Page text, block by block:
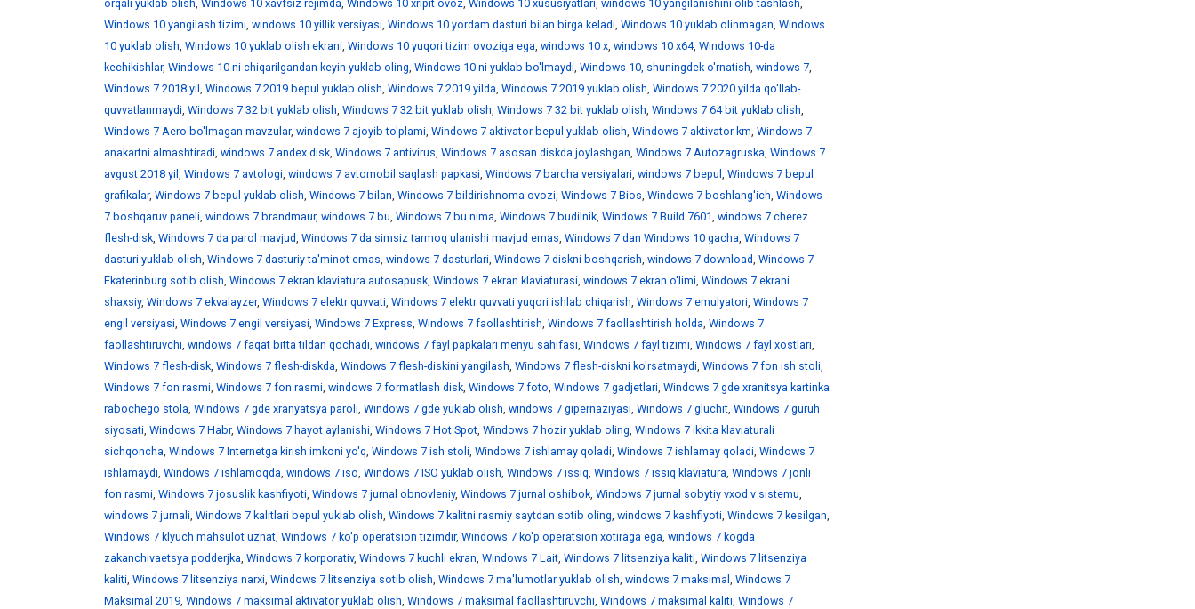
orqali yuklab olish, Windows 10 xavfsiz rejimda, Windows 10 xripit ovoz, Windows 10 xususiyatlari, windows 10 yangilanishini olib tashlash,
Windows 10 yangilash tizimi, windows 10 yillik versiyasi, Windows 10 yordam dasturi bilan birga keladi, Windows 10 yuklab olinmagan, Windows
10 yuklab olish, Windows 10 yuklab olish ekrani, Windows 10 yuqori tizim ovoziga ega, windows 10 х, windows 10 х64, Windows 10-da
kechikishlar, Windows 10-ni chiqarilgandan keyin yuklab oling, Windows 10-ni yuklab bo'lmaydi, Windows 10, shuningdek o'rnatish, windows 7,
Windows 7 2018 yil , Windows 7 2019 bepul yuklab olish, Windows 7 2019 yilda, Windows 7 2019 yuklab olish, Windows 7 2020 yilda qo'llab-
quvvatlanmaydi, Windows 7 32 bit yuklab olish, Windows 7 32 bit yuklab olish, Windows 7 32 bit yuklab olish, Windows 7 64 bit yuklab olish,
Windows 7 Aero bo'lmagan mavzular, windows 7 ajoyib to'plami, Windows 7 aktivator bepul yuklab olish, Windows 7 aktivator km, Windows 7
anakartni almashtiradi, windows 7 andex disk, Windows 7 antivirus, Windows 7 asosan diskda joylashgan, Windows 7 Autozagruska, Windows 7
avgust 2018 yil , Windows 7 avtologi, windows 7 avtomobil saqlash papkasi, Windows 7 barcha versiyalari, windows 7 bepul , Windows 7 bepul
grafikalar, Windows 7 bepul yuklab olish, Windows 7 bilan, Windows 7 bildirishnoma ovozi, Windows 7 Bios, Windows 7 boshlang'ich, Windows
7 boshqaruv paneli, windows 7 brandmaur, windows 7 bu, Windows 7 bu nima, Windows 7 budilnik, Windows 7 Build 7601, windows 7 cherez
flesh-disk, Windows 7 da parol mavjud, Windows 7 da simsiz tarmoq ulanishi mavjud emas, Windows 7 dan Windows 10 gacha, Windows 7
dasturi yuklab olish, Windows 7 dasturiy ta'minot emas, windows 7 dasturlari, Windows 7 diskni boshqarish, windows 7 download, Windows 7
Ekaterinburg sotib olish, Windows 7 ekran klaviatura autosapusk, Windows 7 ekran klaviaturasi, windows 7 ekran o'limi, Windows 7 ekrani
shaxsiy, Windows 7 ekvalayzer, Windows 7 elektr quvvati, Windows 7 elektr quvvati yuqori ishlab chiqarish, Windows 7 emulyatori, Windows 7
engil versiyasi, Windows 7 engil versiyasi, Windows 7 Express, Windows 7 faollashtirish, Windows 7 faollashtirish holda, Windows 7
faollashtiruvchi, windows 7 faqat bitta tildan qochadi, windows 7 fayl papkalari menyu sahifasi, Windows 7 fayl tizimi, Windows 7 fayl xostlari,
Windows 7 flesh-disk, Windows 7 flesh-diskda, Windows 7 flesh-diskini yangilash, Windows 7 flesh-diskni ko'rsatmaydi, Windows 7 fon ish stoli,
Windows 7 fon rasmi, Windows 7 fon rasmi, windows 7 formatlash disk, Windows 7 foto, Windows 7 gadjetlari, Windows 7 gde xranitsya kartinka
rabochego stola, Windows 7 gde xranyatsya paroli, Windows 7 gde yuklab olish, windows 7 gipernaziyasi, Windows 7 gluchit, Windows 7 guruh
siyosati, Windows 7 Habr, Windows 7 hayot aylanishi, Windows 7 Hot Spot, Windows 7 hozir yuklab oling, Windows 7 ikkita klaviaturali
sichqoncha, Windows 7 Internetga kirish imkoni yo'q, Windows 7 ish stoli, Windows 7 ishlamay qoladi, Windows 7 ishlamay qoladi, Windows 7
ishlamaydi, Windows 7 ishlamoqda, windows 7 iso, Windows 7 ISO yuklab olish, Windows 7 issiq, Windows 7 issiq klaviatura, Windows 7 jonli
fon rasmi, Windows 7 josuslik kashfiyoti, Windows 7 jurnal obnovleniy, Windows 7 jurnal oshibok, Windows 7 jurnal sobytiy vxod v sistemu,
windows 7 jurnali, Windows 7 kalitlari bepul yuklab olish, Windows 7 kalitni rasmiy saytdan sotib oling, windows 7 kashfiyoti, Windows 7 kesilgan,
Windows 7 klyuch mahsulot uznat, Windows 7 ko'p operatsion tizimdir, Windows 7 ko'p operatsion xotiraga ega, windows 7 kogda
zakanchivaetsya podderjka, Windows 7 korporativ, Windows 7 kuchli ekran, Windows 7 Lait, Windows 7 litsenziya kaliti, Windows 7 litsenziya
kaliti, Windows 7 litsenziya narxi, Windows 7 litsenziya sotib olish, Windows 7 ma'lumotlar yuklab olish, windows 7 maksimal , Windows 7
Maksimal 2019, Windows 7 maksimal aktivator yuklab olish, Windows 7 maksimal faollashtiruvchi, Windows 7 maksimal kaliti, Windows 7